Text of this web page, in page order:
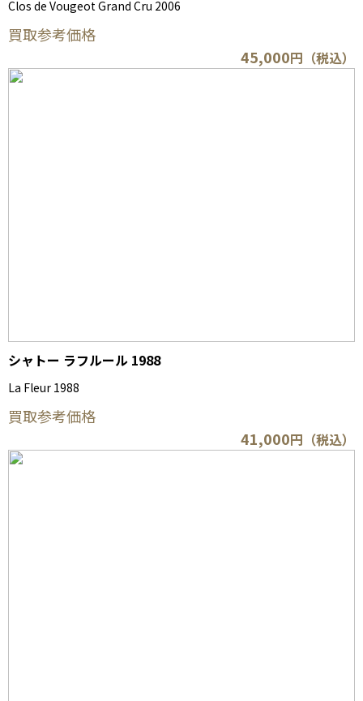
Clos de Vougeot Grand Cru 2006
買取参考価格
45,000円（税込）
シャトー ラフルール 1988
La Fleur 1988
買取参考価格
41,000円（税込）